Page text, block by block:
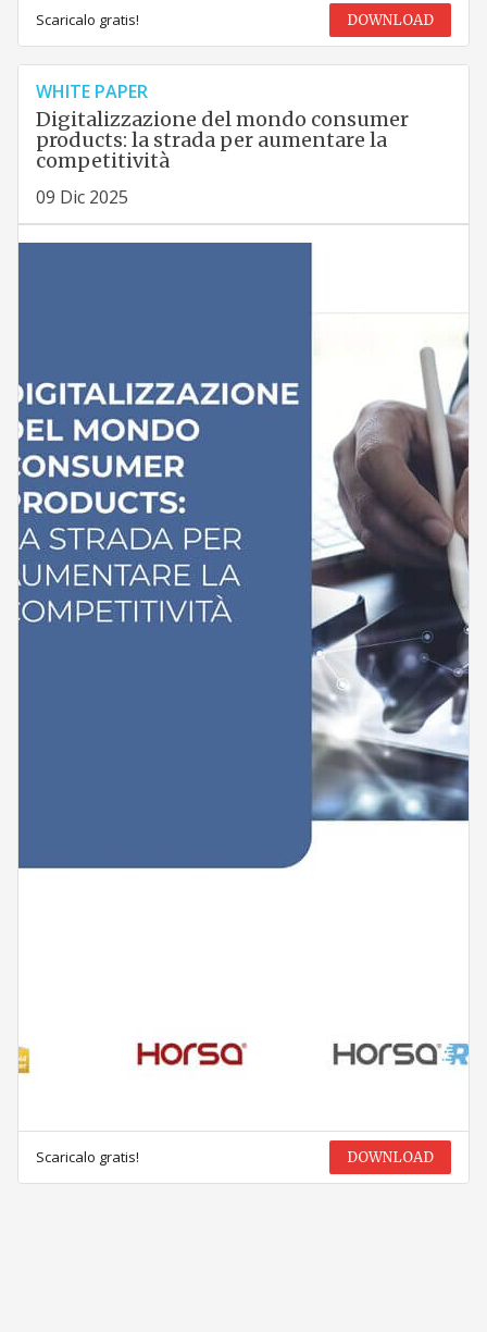
Scaricalo gratis! DOWNLOAD
WHITE PAPER
Digitalizzazione del mondo consumer
products: la strada per aumentare la
competitività
09 Dic 2025
Scaricalo gratis! DOWNLOAD